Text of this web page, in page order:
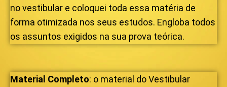
no vestibular e coloquei toda essa matéria de
forma otimizada nos seus estudos. Engloba todos
os assuntos exigidos na sua prova teórica.
Material Completo: o material do Vestibular